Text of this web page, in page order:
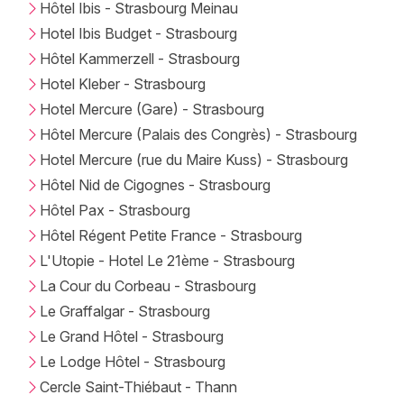
Hôtel Ibis - Strasbourg Meinau
Hotel Ibis Budget - Strasbourg
Hôtel Kammerzell - Strasbourg
Hotel Kleber - Strasbourg
Hotel Mercure (Gare) - Strasbourg
Hôtel Mercure (Palais des Congrès) - Strasbourg
Hotel Mercure (rue du Maire Kuss) - Strasbourg
Hôtel Nid de Cigognes - Strasbourg
Hôtel Pax - Strasbourg
Hôtel Régent Petite France - Strasbourg
L'Utopie - Hotel Le 21ème - Strasbourg
La Cour du Corbeau - Strasbourg
Le Graffalgar - Strasbourg
Le Grand Hôtel - Strasbourg
Le Lodge Hôtel - Strasbourg
Cercle Saint-Thiébaut - Thann